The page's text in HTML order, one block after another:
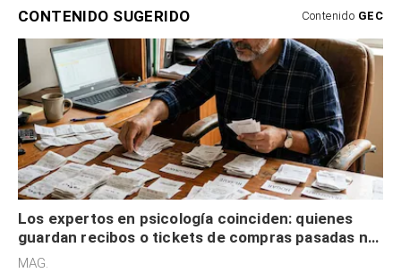
CONTENIDO SUGERIDO Contenido GEC
Los expertos en psicología coinciden: quienes
guardan recibos o tickets de compras pasadas no
son acumuladores, sino que tienen necesidad de
MAG.